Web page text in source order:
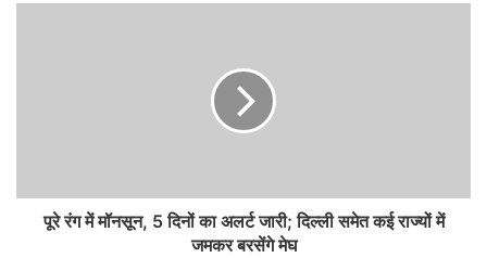
पूरे रंग में मॉनसून, 5 दिनों का अलर्ट जारी; दिल्ली समेत कई राज्यों में
जमकर बरसेंगे मेघ